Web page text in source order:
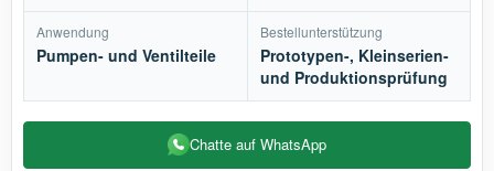
Anwendung
Pumpen- und Ventilteile
Bestellunterstützung
Prototypen-, Kleinserien-
und Produktionsprüfung
Chatte auf WhatsApp